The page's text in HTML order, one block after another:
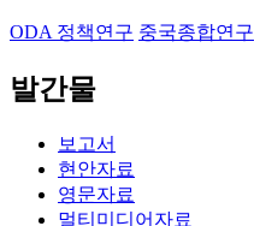
ODA 정책연구 중국종합연구
발간물
보고서
현안자료
영문자료
멀티미디어자료